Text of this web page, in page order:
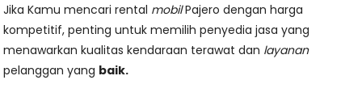
Jika Kamu mencari rental mobilPajero dengan harga
kompetitif, penting untuk memilih penyedia jasa yang
menawarkan kualitas kendaraan terawat dan layanan
pelanggan yang baik.